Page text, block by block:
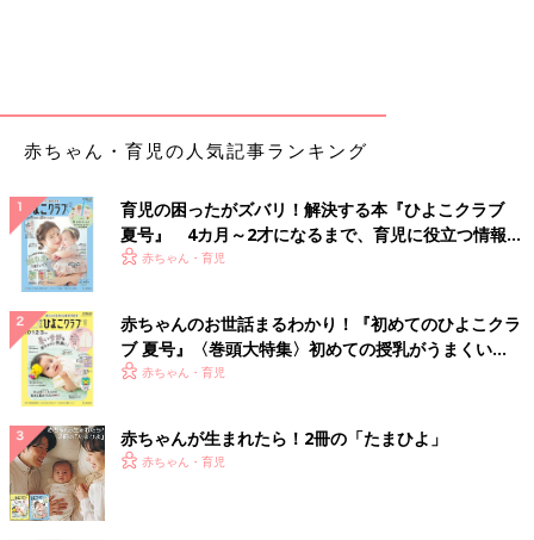
赤ちゃん・育児の人気記事ランキング
育児の困ったがズバリ！解決する本『ひよこクラブ
夏号』 4カ月～2才になるまで、育児に役立つ情報が
いっぱい！
赤ちゃん・育児
赤ちゃんのお世話まるわかり！『初めてのひよこクラ
ブ 夏号』〈巻頭大特集〉初めての授乳がうまくい
く！ おっぱい・ミルクの基本と夏のトラブル 解決テ
赤ちゃん・育児
赤ちゃんが生まれたら！2冊の「たまひよ」
赤ちゃん・育児